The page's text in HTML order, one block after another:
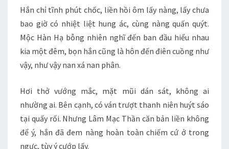
Hắn chỉ tĩnh phút chốc, liền hồi ôm lấy nàng, lấy chưa
bao giờ có nhiệt liệt hung ác, cùng nàng quấn quýt.
Mộc Hàn Hạ bỗng nhiên nghĩ đến ban đầu hiểu nhau
kia một đêm, bọn hắn cũng là hôn đến điên cuồng như
vậy, như vậy nan xá nan phân.
Hơi thở vướng mắc, mặt mũi dán sát, không ai
nhường ai. Bên cạnh, có ván trượt thanh niên huýt sáo
tại quấy rối. Nhưng Lâm Mạc Thần căn bản liền không
để ý, hắn đã đem nàng hoàn toàn chiếm cứ ở trong
ngực, tùy ý cướp lấy.